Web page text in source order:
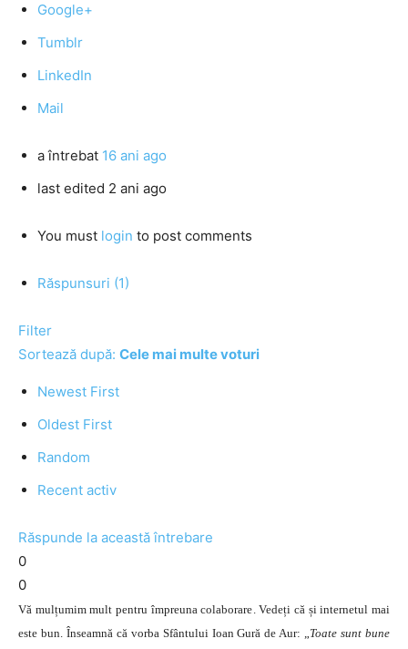
Google+
Tumblr
LinkedIn
Mail
a întrebat 16 ani ago
last edited 2 ani ago
You must login to post comments
Răspunsuri (1)
Filter
Sortează după: Cele mai multe voturi
Newest First
Oldest First
Random
Recent activ
Răspunde la această întrebare
0
0
Vă mulțumim mult pentru împreuna colaborare. Vedeți că și internetul mai
este bun. Înseamnă că vorba Sfântului Ioan Gură de Aur: „Toate sunt bune